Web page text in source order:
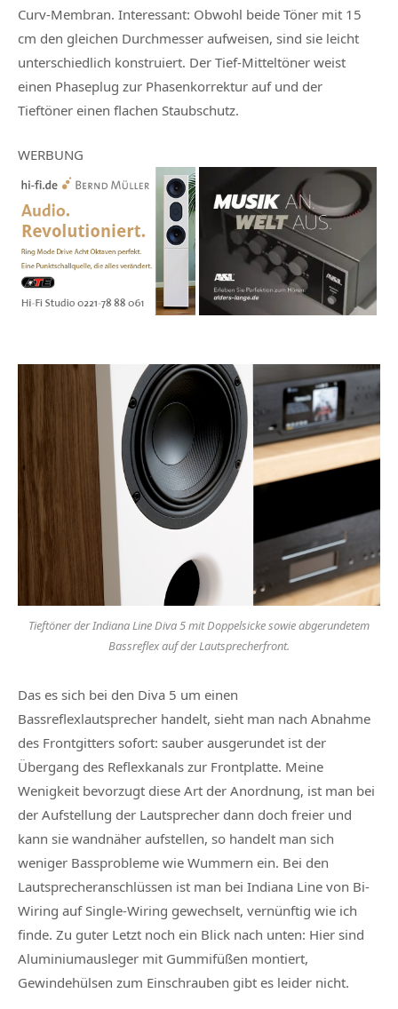
Curv-Membran. Interessant: Obwohl beide Töner mit 15
cm den gleichen Durchmesser aufweisen, sind sie leicht
unterschiedlich konstruiert. Der Tief-Mitteltöner weist
einen Phaseplug zur Phasenkorrektur auf und der
Tieftöner einen flachen Staubschutz.
WERBUNG
Tieftöner der Indiana Line Diva 5 mit Doppelsicke sowie abgerundetem
Bassreflex auf der Lautsprecherfront.
Das es sich bei den Diva 5 um einen
Bassreflexlautsprecher handelt, sieht man nach Abnahme
des Frontgitters sofort: sauber ausgerundet ist der
Übergang des Reflexkanals zur Frontplatte. Meine
Wenigkeit bevorzugt diese Art der Anordnung, ist man bei
der Aufstellung der Lautsprecher dann doch freier und
kann sie wandnäher aufstellen, so handelt man sich
weniger Bassprobleme wie Wummern ein. Bei den
Lautsprecheranschlüssen ist man bei Indiana Line von Bi-
Wiring auf Single-Wiring gewechselt, vernünftig wie ich
finde. Zu guter Letzt noch ein Blick nach unten: Hier sind
Aluminiumausleger mit Gummifüßen montiert,
Gewindehülsen zum Einschrauben gibt es leider nicht.